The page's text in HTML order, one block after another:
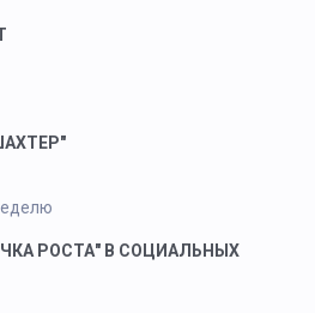
РОСТА" В СОЦИАЛЬНЫХ